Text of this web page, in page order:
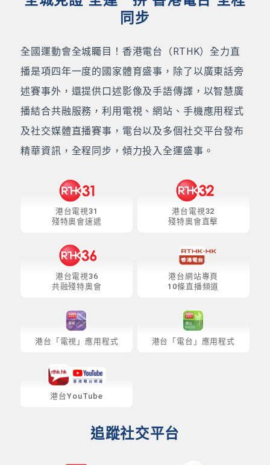
同步
全國運動會全城矚目！香港電台（RTHK）全力直
播是項四年一度的國家體育盛事，除了以廣東話旁
述賽事外，還提供口述影像及手語傳譯，以智慧廣
播結合共融服務，利用電視、網站、手機應用程式
及社交媒體直播賽事，電台以及多個社交平台發布
精華資訊，全程同步，傾力投入全運盛事。
港台電視31
殘特奧會速遞
港台電視32
殘特奧會直擊
港台電視36
共融殘特奧會
港台網站專頁
10條直播頻道
港台「電視」應用程式 港台「電台」應用程式
港台YouTube
追蹤社交平台